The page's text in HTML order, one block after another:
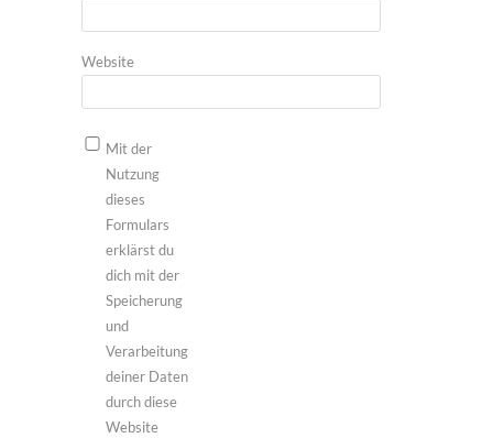
Website
Mit der
Nutzung
dieses
Formulars
erklärst du
dich mit der
Speicherung
und
Verarbeitung
deiner Daten
durch diese
Website